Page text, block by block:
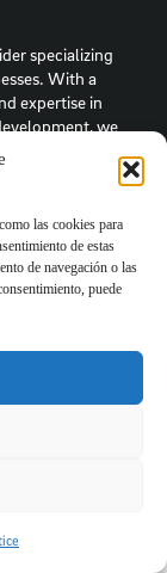
las cookies para
de estas
de navegación o las
puede
specializing
With a
expertise in
we
era.